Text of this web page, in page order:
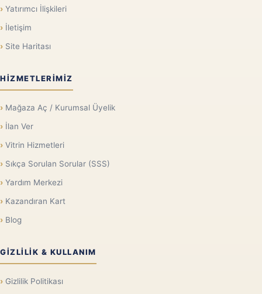
Yatırımcı İlişkileri
İletişim
Site Haritası
HIZMETLERIMIZ
Mağaza Aç / Kurumsal Üyelik
İlan Ver
Vitrin Hizmetleri
Sıkça Sorulan Sorular (SSS)
Yardım Merkezi
Kazandıran Kart
Blog
GIZLILIK & KULLANIM
Gizlilik Politikası